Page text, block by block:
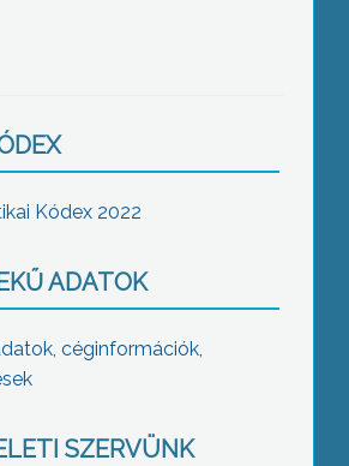
Kódex 2022
ADATOK
céginformációk,
SZERVÜNK